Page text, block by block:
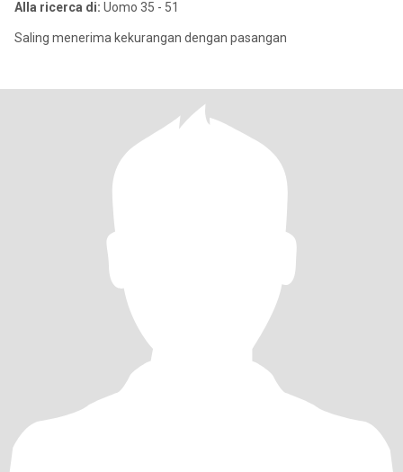
Alla ricerca di: Uomo 35 - 51
Saling menerima kekurangan dengan pasangan